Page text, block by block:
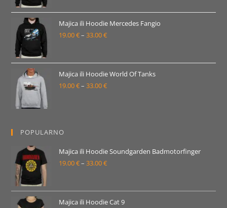
od
19.00 €
do
Majica ili Hoodie Mercedes Fangio
19.00€– 33.00€Raspon
od
19.00 €
do
Majica ili Hoodie World Of Tanks
19.00€– 33.00€Raspon
33.00 €
POPULARNO
Majica ili Hoodie Soundgarden Badmotorfinger
19.00€– 33.00€Raspon
od
19.00 €
Majica ili Hoodie Cat 9